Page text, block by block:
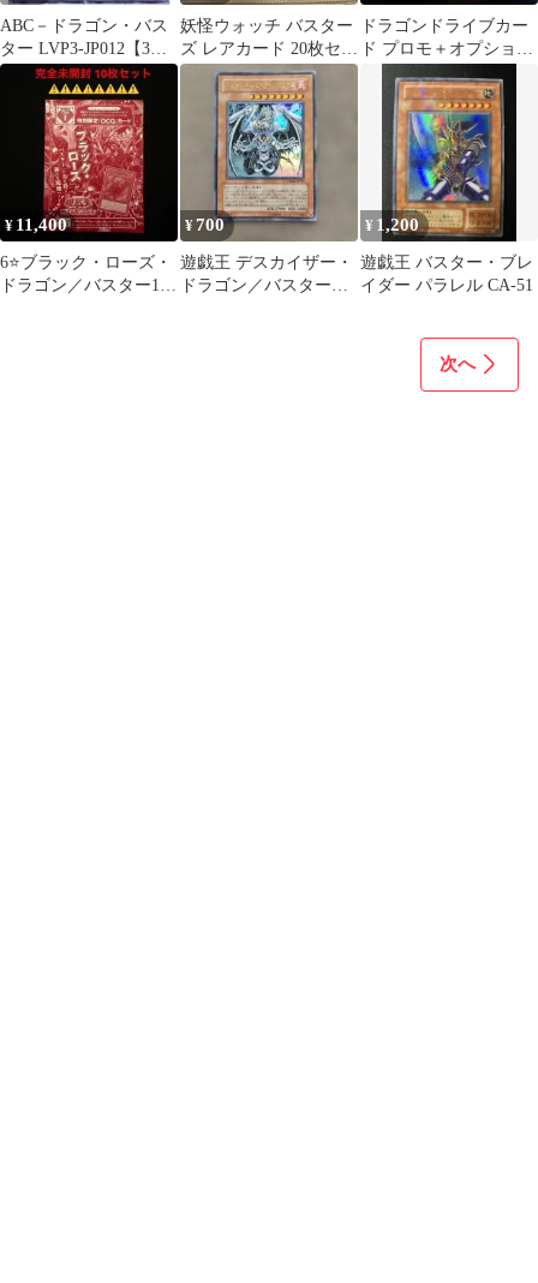
ABC－ドラゴン・バス
ター LVP3-JP012【3枚
セット】
妖怪ウォッチ バスター
ズ レアカード 20枚セッ
ト シルバーカード
ドラゴンドライブカー
ド プロモ＋オプション
¥ 11,400
6⭐️ブラック・ローズ・
ドラゴン／バスター10
¥700
遊戯王 デスカイザー・
ドラゴン／バスター
¥ 1,200
遊戯王 バスター・ブレ
イダー パラレル CA-51
次へ